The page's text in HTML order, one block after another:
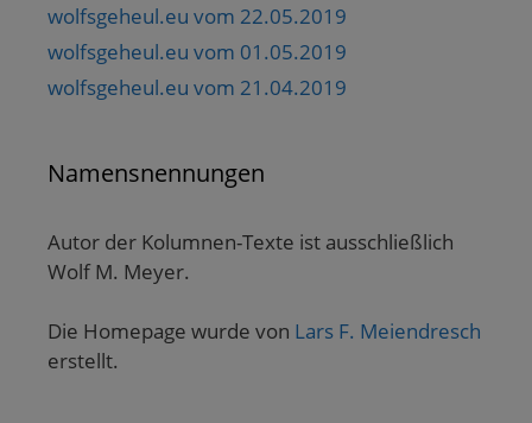
wolfsgeheul.eu vom 22.05.2019
wolfsgeheul.eu vom 01.05.2019
wolfsgeheul.eu vom 21.04.2019
Namensnennungen
Autor der Kolumnen-Texte ist ausschließlich
Wolf M. Meyer.
Die Homepage wurde von Lars F. Meiendresch
erstellt.